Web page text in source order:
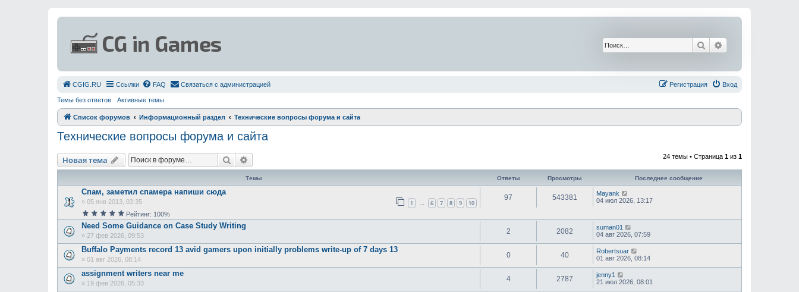
Поиск
СGIG.RU Ссылки FAQ Связаться с администрацией Вход
Регистрация
Темы без ответов Активные темы
Список форумов Информационный раздел Технические вопросы форума и сайта
Технические вопросы форума и сайта
Новая тема Поиск 24 темы • Страница 1 из 1
Темы Ответы Просмотры Последнее сообщение
Спам, заметил спамера напиши сюда
» 05 янв 2013, 03:35 1 … 6 7 8 9 10
Рейтинг: 100%
97 543381
Mayank
04 июл 2026, 13:17
Need Some Guidance on Case Study Writing
» 27 фев 2026, 09:53
2 2082
suman01
04 авг 2026, 07:59
Buffalo Payments record 13 avid gamers upon initially problems write-up of 7 days 13
» 01 авг 2026, 08:14
0 40
Robertsuar
01 авг 2026, 08:14
assignment writers near me
» 19 фев 2026, 05:33
4 2787
jenny1
21 июл 2026, 08:01